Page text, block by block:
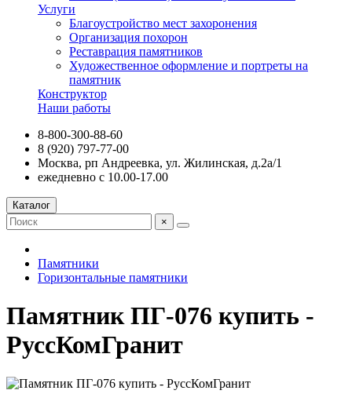
Услуги
Благоустройство мест захоронения
Организация похорон
Реставрация памятников
Художественное оформление и портреты на
памятник
Конструктор
Наши работы
8-800-300-88-60
8 (920) 797-77-00
Москва, рп Андреевка, ул. Жилинская, д.2а/1
ежедневно с 10.00-17.00
Каталог
×
Памятники
Горизонтальные памятники
Памятник ПГ-076 купить -
РуссКомГранит